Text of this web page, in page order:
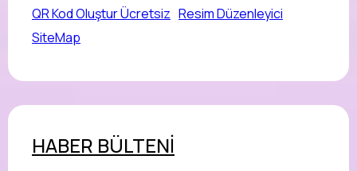
QR Kod Oluştur Ücretsiz Resim Düzenleyici
SiteMap
HABER BÜLTENİ